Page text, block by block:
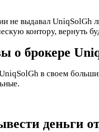
не выдавал UniqSolGh
контору, вернуть
о брокере
в своем
деньги